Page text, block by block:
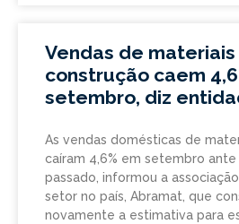
Vendas de
construção caem
setembro, diz
As vendas domésticas de
caíram 4,6% em setembro
passado, informou a
setor no país, Abramat, que
novamente a estimativa para